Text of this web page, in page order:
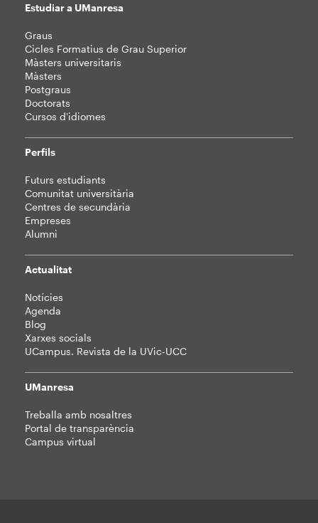
Mapa
web
Estudiar a UManresa
Graus
Cicles Formatius de Grau Superior
Màsters universitaris
Màsters
Postgraus
Doctorats
Cursos d'idiomes
Perfils
Futurs estudiants
Comunitat universitària
Centres de secundària
Empreses
Alumni
Actualitat
Notícies
Agenda
Blog
Xarxes socials
UCampus. Revista de la UVic-UCC
UManresa
Treballa amb nosaltres
Portal de transparència
Campus virtual